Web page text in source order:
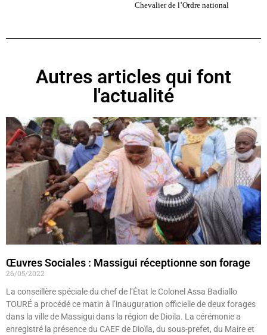
Chevalier de l’Ordre national
Autres articles qui font
l'actualité
Œuvres Sociales : Massigui réceptionne son forage
26/05/2022
La conseillère spéciale du chef de l’État le Colonel Assa Badiallo
TOURÉ a procédé ce matin à l’inauguration officielle de deux forages
dans la ville de Massigui dans la région de Dioila. La cérémonie a
enregistré la présence du CAEF de Dioïla, du sous-prefet, du Maire et